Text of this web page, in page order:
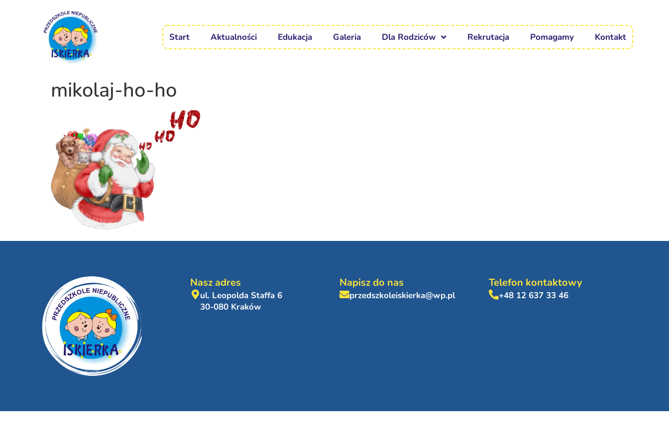
Start Aktualności Edukacja Galeria Dla Rodziców Rekrutacja Pomagamy Kontakt
mikolaj-ho-ho
Nasz adres
ul. Leopolda Staffa 6
30-080 Kraków
Napisz do nas
przedszkoleiskierka@wp.pl
Telefon kontaktowy
+48 12 637 33 46